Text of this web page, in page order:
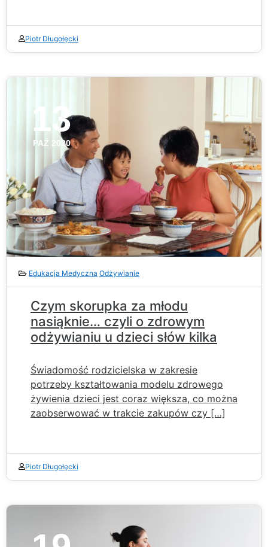
Piotr Długołęcki
13
PAŹ 2020
Edukacja Medyczna Odżywianie
Czym skorupka za młodu
nasiąknie… czyli o zdrowym
odżywianiu u dzieci słów kilka
Świadomość rodzicielska w zakresie
potrzeby kształtowania modelu zdrowego
żywienia dzieci jest coraz większa, co można
zaobserwować w trakcie zakupów czy […]
Piotr Długołęcki